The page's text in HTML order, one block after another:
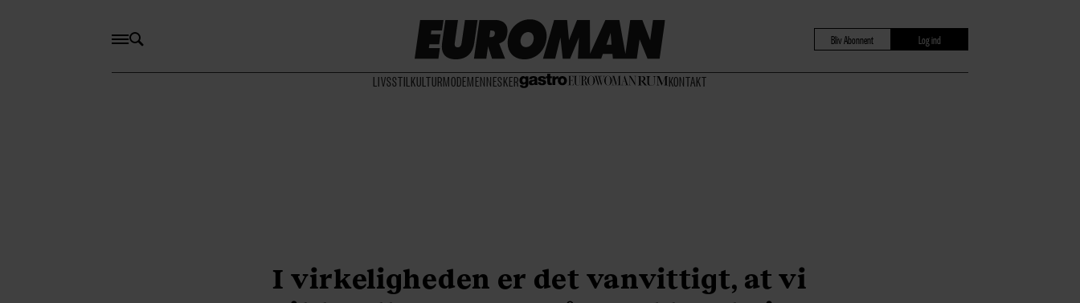
LIVSSTIL KULTURMODEMENNESKER KONTAKT
Bliv Abonnent Log ind
I virkeligheden er det vanvittigt, at vi